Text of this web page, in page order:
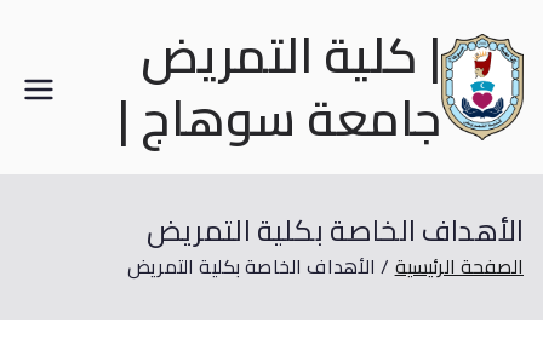
| كلية التمريض
جامعة سوهاج |
الأهداف الخاصة بكلية التمريض
الصفحة الرئيسية الأهداف الخاصة بكلية التمريض